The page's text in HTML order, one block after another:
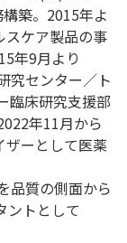
築。2015年よ
スケア製品の事
年9月より
究センター／ト
臨床研究支援部
年11月から
ーとして医薬
品質の側面から
ントとして